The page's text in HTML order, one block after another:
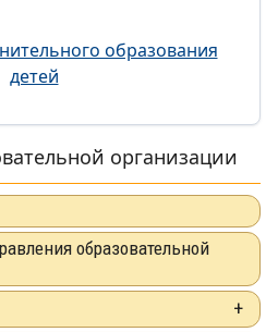
образования
детей
организации
образовательной